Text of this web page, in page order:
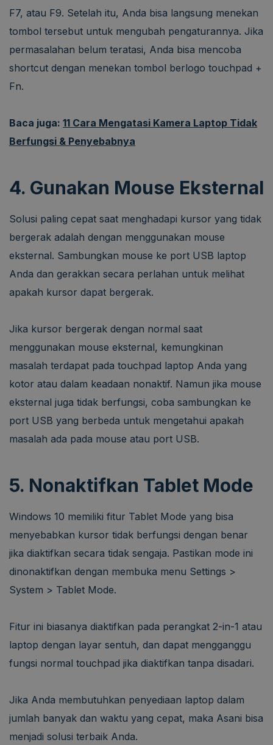
F7, atau F9. Setelah itu, Anda bisa langsung menekan
tombol tersebut untuk mengubah pengaturannya. Jika
permasalahan belum teratasi, Anda bisa mencoba
shortcut dengan menekan tombol berlogo touchpad +
Fn.
Baca juga: 11 Cara Mengatasi Kamera Laptop Tidak
Berfungsi & Penyebabnya
4. Gunakan Mouse Eksternal
Solusi paling cepat saat menghadapi kursor yang tidak
bergerak adalah dengan menggunakan mouse
eksternal. Sambungkan mouse ke port USB laptop
Anda dan gerakkan secara perlahan untuk melihat
apakah kursor dapat bergerak.
Jika kursor bergerak dengan normal saat
menggunakan mouse eksternal, kemungkinan
masalah terdapat pada touchpad laptop Anda yang
kotor atau dalam keadaan nonaktif. Namun jika mouse
eksternal juga tidak berfungsi, coba sambungkan ke
port USB yang berbeda untuk mengetahui apakah
masalah ada pada mouse atau port USB.
5. Nonaktifkan Tablet Mode
Windows 10 memiliki fitur Tablet Mode yang bisa
menyebabkan kursor tidak berfungsi dengan benar
jika diaktifkan secara tidak sengaja. Pastikan mode ini
dinonaktifkan dengan membuka menu Settings >
System > Tablet Mode.
Fitur ini biasanya diaktifkan pada perangkat 2-in-1 atau
laptop dengan layar sentuh, dan dapat mengganggu
fungsi normal touchpad jika diaktifkan tanpa disadari.
Jika Anda membutuhkan penyediaan laptop dalam
jumlah banyak dan waktu yang cepat, maka Asani bisa
menjadi solusi terbaik Anda.